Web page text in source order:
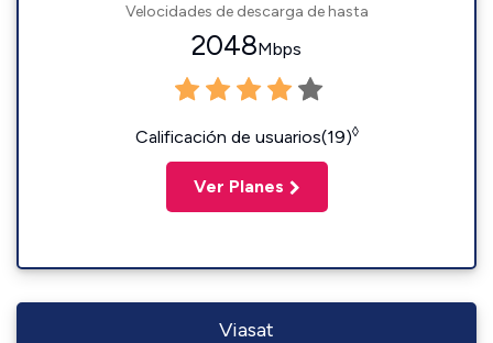
Velocidades de descarga de hasta
2048Mbps
Calificación de usuarios(19)◊
Ver Planes
Viasat